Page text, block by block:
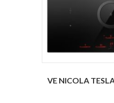
VE NICOLA